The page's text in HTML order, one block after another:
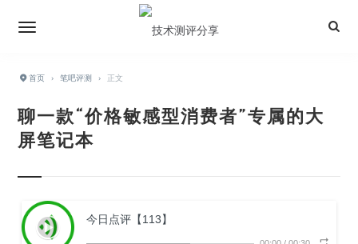
首页 › 笔吧评测 › 正文
聊一款“价格敏感型消费者”专属的大
屏笔记本
今日点评【113】